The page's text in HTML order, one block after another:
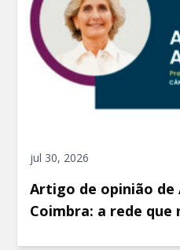
jul 30, 2026
Artigo de opinião de
Coimbra: a rede que